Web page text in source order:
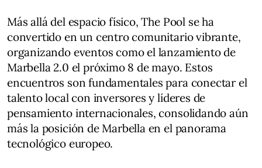
Más allá del espacio físico, The Pool se ha
convertido en un centro comunitario vibrante,
organizando eventos como el lanzamiento de
Marbella 2.0 el próximo 8 de mayo. Estos
encuentros son fundamentales para conectar el
talento local con inversores y líderes de
pensamiento internacionales, consolidando aún
más la posición de Marbella en el panorama
tecnológico europeo.